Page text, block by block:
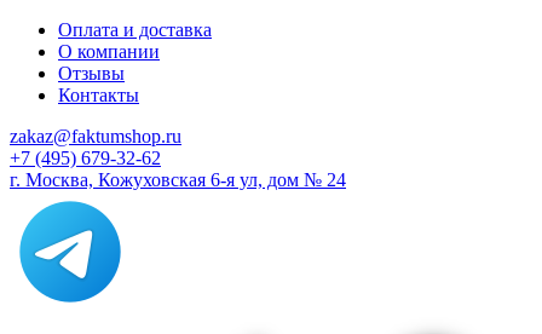
Оплата и доставка
О компании
Отзывы
Контакты
zakaz@faktumshop.ru
+7 (495) 679-32-62
г. Москва, Кожуховская 6-я ул, дом № 24